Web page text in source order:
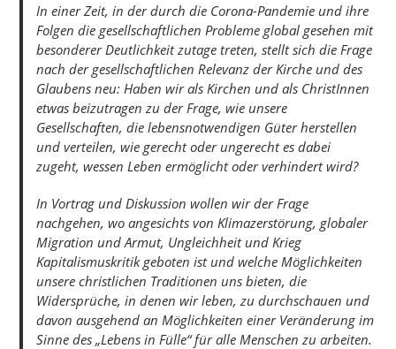
In einer Zeit, in der durch die Corona-Pandemie und ihre
Folgen die gesellschaftlichen Probleme global gesehen mit
besonderer Deutlichkeit zutage treten, stellt sich die Frage
nach der gesellschaftlichen Relevanz der Kirche und des
Glaubens neu: Haben wir als Kirchen und als ChristInnen
etwas beizutragen zu der Frage, wie unsere
Gesellschaften, die lebensnotwendigen Güter herstellen
und verteilen, wie gerecht oder ungerecht es dabei
zugeht, wessen Leben ermöglicht oder verhindert wird?
In Vortrag und Diskussion wollen wir der Frage
nachgehen, wo angesichts von Klimazerstörung, globaler
Migration und Armut, Ungleichheit und Krieg
Kapitalismuskritik geboten ist und welche Möglichkeiten
unsere christlichen Traditionen uns bieten, die
Widersprüche, in denen wir leben, zu durchschauen und
davon ausgehend an Möglichkeiten einer Veränderung im
Sinne des „Lebens in Fülle“ für alle Menschen zu arbeiten.